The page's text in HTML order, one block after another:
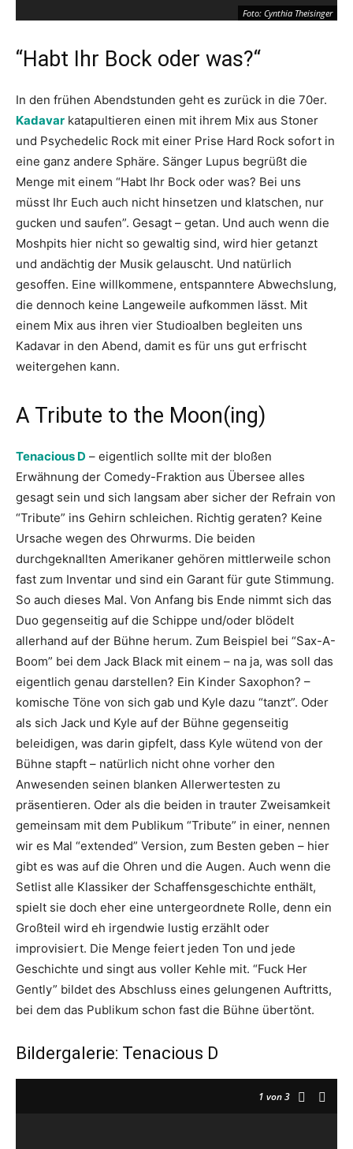
Foto: Cynthia Theisinger
“Habt Ihr Bock oder was?“
In den frühen Abendstunden geht es zurück in die 70er.
Kadavar katapultieren einen mit ihrem Mix aus Stoner
und Psychedelic Rock mit einer Prise Hard Rock sofort in
eine ganz andere Sphäre. Sänger Lupus begrüßt die
Menge mit einem “Habt Ihr Bock oder was? Bei uns
müsst Ihr Euch auch nicht hinsetzen und klatschen, nur
gucken und saufen”. Gesagt – getan. Und auch wenn die
Moshpits hier nicht so gewaltig sind, wird hier getanzt
und andächtig der Musik gelauscht. Und natürlich
gesoffen. Eine willkommene, entspanntere Abwechslung,
die dennoch keine Langeweile aufkommen lässt. Mit
einem Mix aus ihren vier Studioalben begleiten uns
Kadavar in den Abend, damit es für uns gut erfrischt
weitergehen kann.
A Tribute to the Moon(ing)
Tenacious D – eigentlich sollte mit der bloßen
Erwähnung der Comedy-Fraktion aus Übersee alles
gesagt sein und sich langsam aber sicher der Refrain von
“Tribute” ins Gehirn schleichen. Richtig geraten? Keine
Ursache wegen des Ohrwurms. Die beiden
durchgeknallten Amerikaner gehören mittlerweile schon
fast zum Inventar und sind ein Garant für gute Stimmung.
So auch dieses Mal. Von Anfang bis Ende nimmt sich das
Duo gegenseitig auf die Schippe und/oder blödelt
allerhand auf der Bühne herum. Zum Beispiel bei “Sax-A-
Boom” bei dem Jack Black mit einem – na ja, was soll das
eigentlich genau darstellen? Ein Kinder Saxophon? –
komische Töne von sich gab und Kyle dazu “tanzt”. Oder
als sich Jack und Kyle auf der Bühne gegenseitig
beleidigen, was darin gipfelt, dass Kyle wütend von der
Bühne stapft – natürlich nicht ohne vorher den
Anwesenden seinen blanken Allerwertesten zu
präsentieren. Oder als die beiden in trauter Zweisamkeit
gemeinsam mit dem Publikum “Tribute” in einer, nennen
wir es Mal “extended” Version, zum Besten geben – hier
gibt es was auf die Ohren und die Augen. Auch wenn die
Setlist alle Klassiker der Schaffensgeschichte enthält,
spielt sie doch eher eine untergeordnete Rolle, denn ein
Großteil wird eh irgendwie lustig erzählt oder
improvisiert. Die Menge feiert jeden Ton und jede
Geschichte und singt aus voller Kehle mit. “Fuck Her
Gently” bildet des Abschluss eines gelungenen Auftritts,
bei dem das Publikum schon fast die Bühne übertönt.
Bildergalerie: Tenacious D
1 von 3